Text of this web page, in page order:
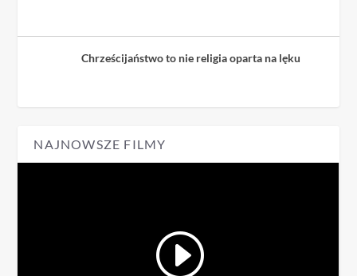
Chrześcijaństwo to nie religia oparta na lęku
NAJNOWSZE FILMY